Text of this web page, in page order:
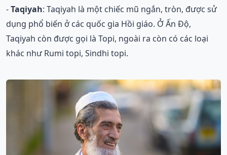
-Taqiyah: Taqiyah là một chiếc mũ ngắn, tròn, được sử
dụng phổ biến ở các quốc gia Hồi giáo. Ở Ấn Độ,
Taqiyah còn được gọi là Topi, ngoài ra còn có các loại
khác như Rumi topi, Sindhi topi.